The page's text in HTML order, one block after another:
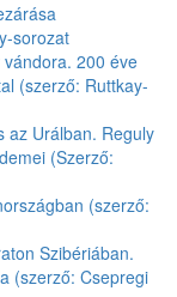
sorozat
200 éve
(szerző: Ruttkay-
az Urálban. Reguly
(Szerző:
(szerző:
Szibériában.
(szerző: Csepregi